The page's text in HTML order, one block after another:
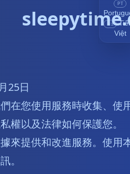
PT
vi
Việt
25日
在您使用服務時收集、使
權以及法律如何保護您。
來提供和改進服務。使用
。